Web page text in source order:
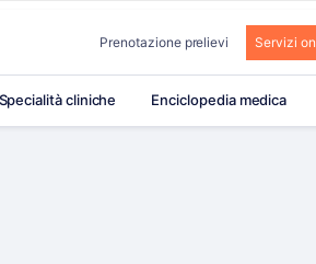
Prenotazione prelievi Servizi
Specialità cliniche Enciclopedia medica